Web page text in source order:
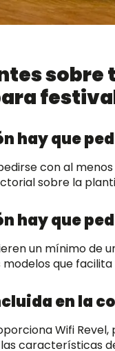
hay que
con al
sobre la
hay que
un mínimo de
que
en la
Wifi
características